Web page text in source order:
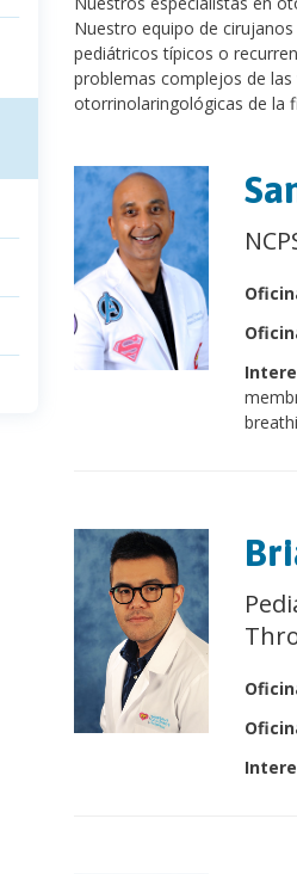
Nuestro equipo de
pediátricos típicos o
problemas complejos de
otorrinolaringológicas de la